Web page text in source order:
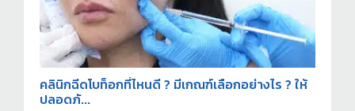
คลินิกฉีดโบท็อกที่ไหนดี ? มีเกณฑ์เลือกอย่างไร ? ให้
ปลอดภั...